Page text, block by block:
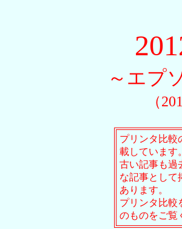
～エプ
（
プリンタ比較
載しています。
古い記事も過
な記事として
あります。
プリンタ比較
のものをご覧